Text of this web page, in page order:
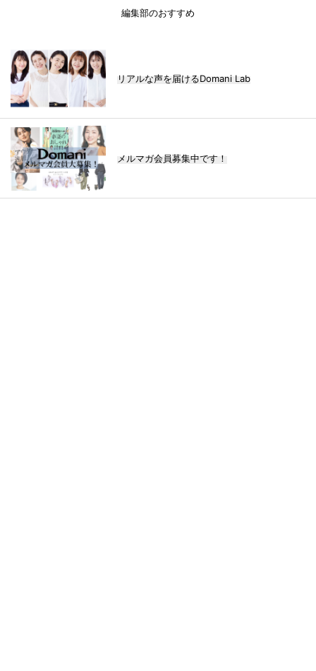
編集部のおすすめ
リアルな声を届けるDomani Lab
メルマガ会員募集中です！